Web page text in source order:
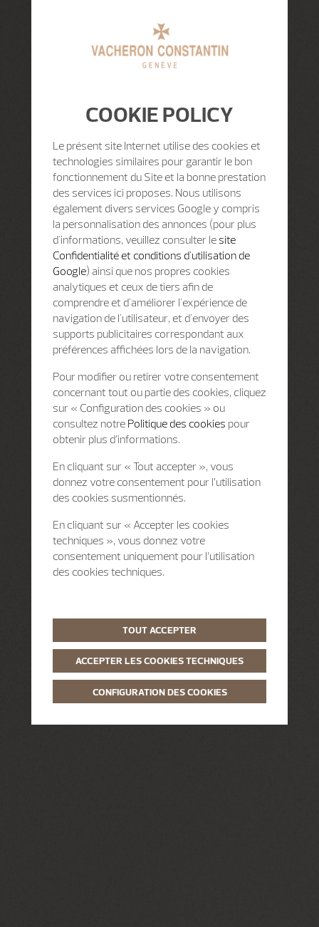
COOKIE POLICY
Le présent site Internet utilise des cookies et
technologies similaires pour garantir le bon
fonctionnement du Site et la bonne prestation
des services ici proposes. Nous utilisons
également divers services Google y compris
la personnalisation des annonces (pour plus
d'informations, veuillez consulter le site
Confidentialité et conditions d'utilisation de
Google) ainsi que nos propres cookies
analytiques et ceux de tiers afin de
comprendre et d'améliorer l'expérience de
navigation de l'utilisateur, et d'envoyer des
supports publicitaires correspondant aux
préférences affichées lors de la navigation.
Pour modifier ou retirer votre consentement
concernant tout ou partie des cookies, cliquez
sur « Configuration des cookies » ou
consultez notre Politique des cookies pour
obtenir plus d’informations.
En cliquant sur « Tout accepter », vous
donnez votre consentement pour l’utilisation
des cookies susmentionnés.
En cliquant sur « Accepter les cookies
techniques », vous donnez votre
consentement uniquement pour l’utilisation
des cookies techniques.
TOUT ACCEPTER
ACCEPTER LES COOKIES TECHNIQUES
CONFIGURATION DES COOKIES